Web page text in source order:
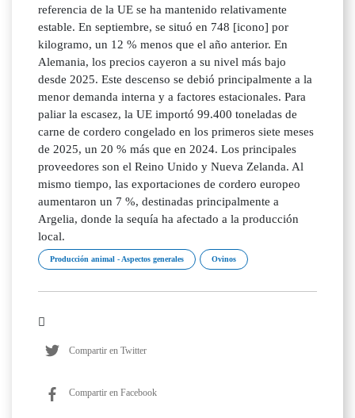
referencia de la UE se ha mantenido relativamente
estable. En septiembre, se situó en 748 [icono] por
kilogramo, un 12 % menos que el año anterior. En
Alemania, los precios cayeron a su nivel más bajo
desde 2025. Este descenso se debió principalmente a la
menor demanda interna y a factores estacionales. Para
paliar la escasez, la UE importó 99.400 toneladas de
carne de cordero congelado en los primeros siete meses
de 2025, un 20 % más que en 2024. Los principales
proveedores son el Reino Unido y Nueva Zelanda. Al
mismo tiempo, las exportaciones de cordero europeo
aumentaron un 7 %, destinadas principalmente a
Argelia, donde la sequía ha afectado a la producción
local.
Producción animal - Aspectos generales Ovinos
Compartir en Twitter
Compartir en Facebook